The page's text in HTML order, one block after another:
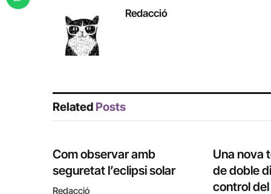
Redacció
Related Posts
Com observar amb
seguretat l’eclipsi solar
Redacció
Una nova
de doble
control